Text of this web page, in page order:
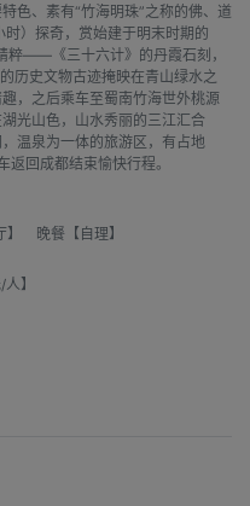
色、素有“竹海明珠”之称的佛、道
时）探奇，赏始建于明末时期的
粹——《三十六计》的丹霞石刻，
历史文物古迹掩映在青山绿水之
，之后乘车至蜀南竹海世外桃源
光山色，山水秀丽的三江汇合
温泉为一体的旅游区，有占地
回成都结束愉快行程。
晚餐【自理】
】